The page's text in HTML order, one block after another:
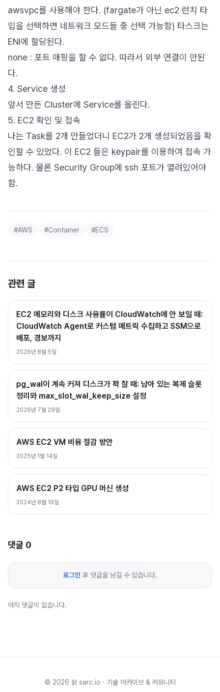
awsvpc를 사용해야 한다. (fargate가 아닌 ec2 런치 타
입을 선택하면 네트워크 모드들 중 선택 가능함) 타스크는
ENI에 할당된다.
none : 포트 매핑을 할 수 없다. 따라서 외부 연결이 안된
다.
4. Service 생성
앞서 만든 Cluster에 Service를 올린다.
5. EC2 확인 및 접속
나는 Task를 2개 만들었더니 EC2가 2개 생성되었음을 확
인할 수 있었다. 이 EC2 들은 keypair를 이용하여 접속 가
능하다. 물론 Security Group에 ssh 포트가 열려있어야
함.
#AWS #Container #ECS
관련 글
EC2 메모리와 디스크 사용률이 CloudWatch에 안 보일 때:
CloudWatch Agent로 커스텀 메트릭 수집하고 SSM으로
배포, 경보까지
2026년 8월 5일
pg_wal이 계속 커져 디스크가 꽉 찰 때: 남아 있는 복제 슬롯
정리와 max_slot_wal_keep_size 설정
2026년 7월 29일
AWS EC2 VM 비용 절감 방안
2025년 1월 14일
AWS EC2 P2 타입 GPU 머신 생성
2024년 8월 19일
댓글 0
로그인 후 댓글을 남길 수 있습니다.
아직 댓글이 없습니다.
© 2026 삵 sarc.io · 기술 아카이브 & 커뮤니티